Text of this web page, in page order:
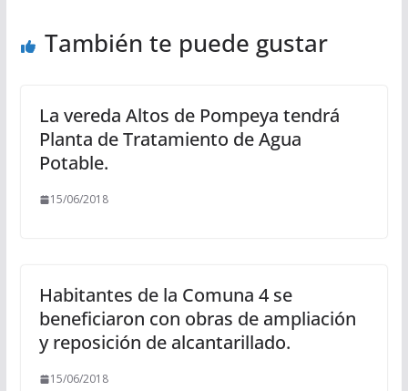
También te puede gustar
La vereda Altos de Pompeya tendrá
Planta de Tratamiento de Agua
Potable.
15/06/2018
Habitantes de la Comuna 4 se
beneficiaron con obras de ampliación
y reposición de alcantarillado.
15/06/2018